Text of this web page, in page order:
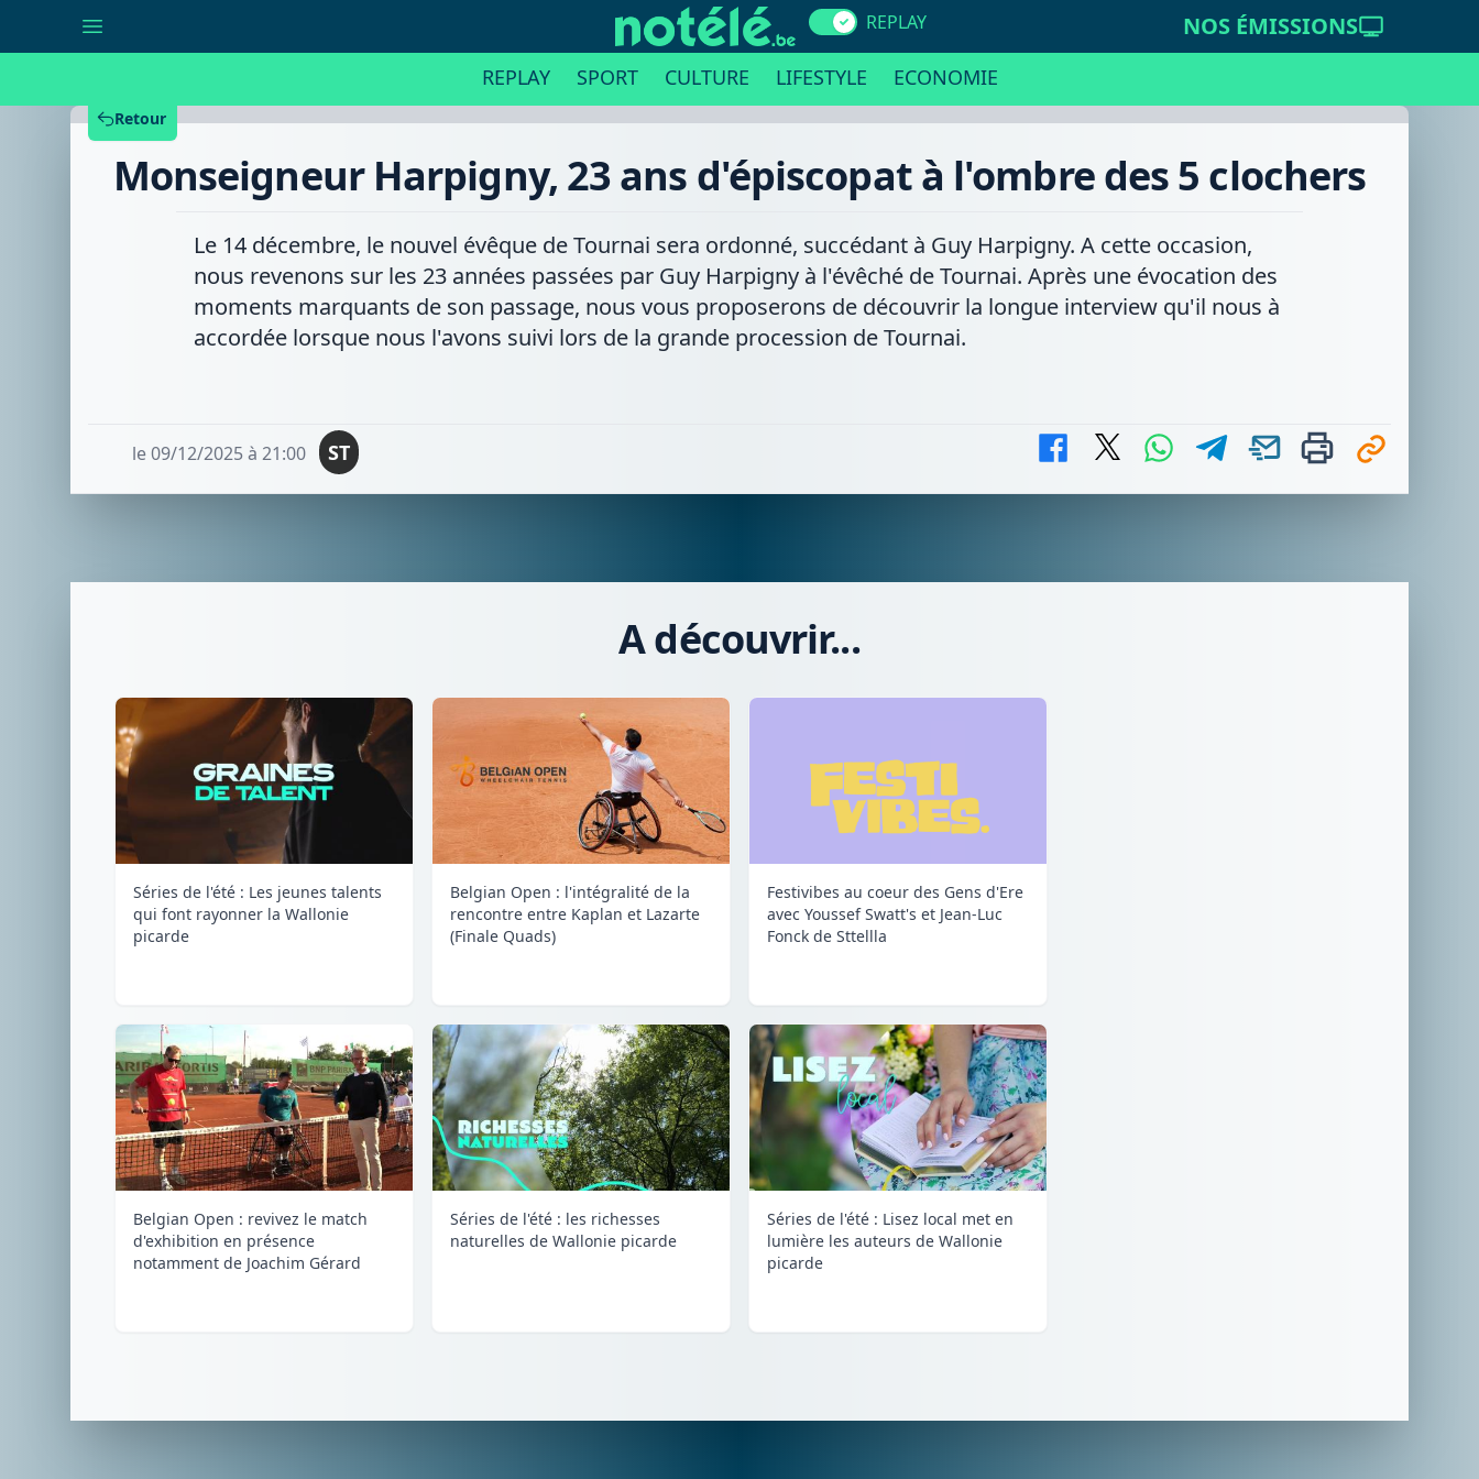
REPLAY NOS ÉMISSIONS
REPLAY SPORT CULTURE LIFESTYLE ECONOMIE
Retour
Monseigneur Harpigny, 23 ans d'épiscopat à l'ombre des 5 clochers
Le 14 décembre, le nouvel évêque de Tournai sera ordonné, succédant à Guy Harpigny. A cette occasion,
nous revenons sur les 23 années passées par Guy Harpigny à l'évêché de Tournai. Après une évocation des
moments marquants de son passage, nous vous proposerons de découvrir la longue interview qu'il nous à
accordée lorsque nous l'avons suivi lors de la grande procession de Tournai.
le 09/12/2025 à 21:00 ST
A découvrir...
Séries de l'été : Les jeunes talents
qui font rayonner la Wallonie
picarde
Belgian Open : l'intégralité de la
rencontre entre Kaplan et Lazarte
(Finale Quads)
Festivibes au coeur des Gens d'Ere
avec Youssef Swatt's et Jean-Luc
Fonck de Sttellla
Belgian Open : revivez le match
d'exhibition en présence
notamment de Joachim Gérard
Séries de l'été : les richesses
naturelles de Wallonie picarde
Séries de l'été : Lisez local met en
lumière les auteurs de Wallonie
picarde